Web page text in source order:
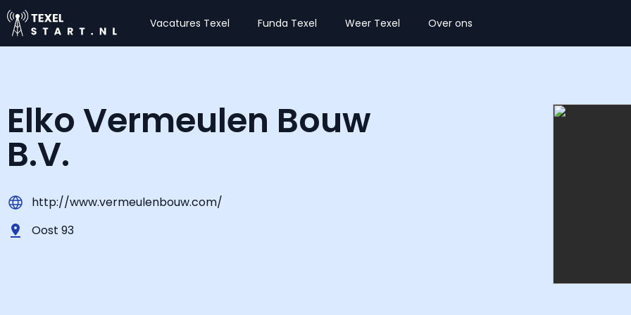
Vacatures Texel Funda Texel Weer Texel Over ons
Elko Vermeulen Bouw
B.V.
http://www.vermeulenbouw.com/
Oost 93